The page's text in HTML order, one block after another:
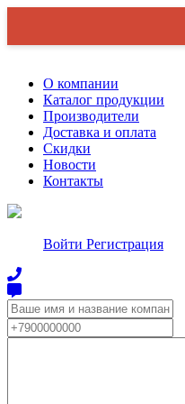
О компании
Каталог продукции
Производители
Доставка и оплата
Скидки
Новости
Контакты
Войти Регистрация